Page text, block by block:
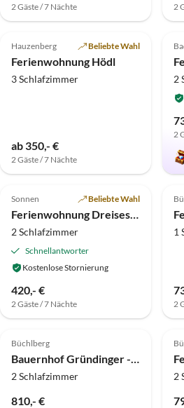
2 Gäste / 7 Nächte 2
4.9 (4)
Hauzenberg Beliebte Wahl
Ferienwohnung Hödl
3 Schlafzimmer
ab 350,- €
2 Gäste / 7 Nächte
2
2
5.0 (1)
Sonnen Beliebte Wahl
2 Schlafzimmer
Schnellantworter
Kostenlose Stornierung
420,- €
2 Gäste / 7 Nächte
1
2
Büchlberg
2 Schlafzimmer
810,- €
2